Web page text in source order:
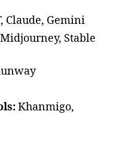
Claude, Gemini
Stable
Khanmigo,